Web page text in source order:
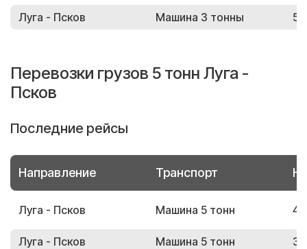
Луга - Псков
Машина 3 тонны
Перевозки грузов 5 тонн Луга -
Псков
Последние рейсы
Направление Транспорт
Луга - Псков Машина 5 тонн
Луга - Псков Машина 5 тонн